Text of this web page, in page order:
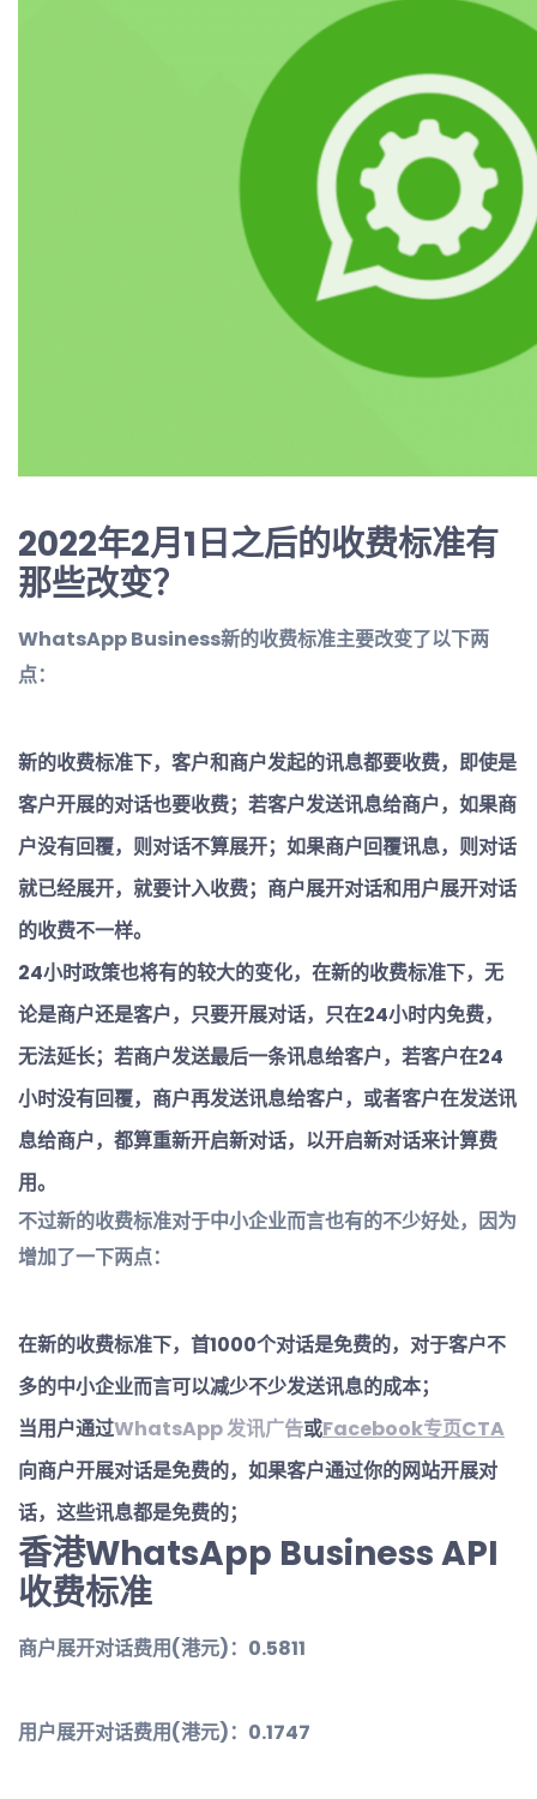
2022年2月1日之后的收费标准有
那些改变？
WhatsApp Business新的收费标准主要改变了以下两
点：
新的收费标准下，客户和商户发起的讯息都要收费，即使是
客户开展的对话也要收费；若客户发送讯息给商户，如果商
户没有回覆，则对话不算展开；如果商户回覆讯息，则对话
就已经展开，就要计入收费；商户展开对话和用户展开对话
的收费不一样。
24小时政策也将有的较大的变化，在新的收费标准下，无
论是商户还是客户，只要开展对话，只在24小时内免费，
无法延长；若商户发送最后一条讯息给客户，若客户在24
小时没有回覆，商户再发送讯息给客户，或者客户在发送讯
息给商户，都算重新开启新对话，以开启新对话来计算费
用。
不过新的收费标准对于中小企业而言也有的不少好处，因为
增加了一下两点：
在新的收费标准下，首1000个对话是免费的，对于客户不
多的中小企业而言可以减少不少发送讯息的成本；
当用户通过WhatsApp 发讯广告或Facebook专页CTA
向商户开展对话是免费的，如果客户通过你的网站开展对
话，这些讯息都是免费的；
香港WhatsApp Business API
收费标准
商户展开对话费用(港元)：0.5811
用户展开对话费用(港元)：0.1747